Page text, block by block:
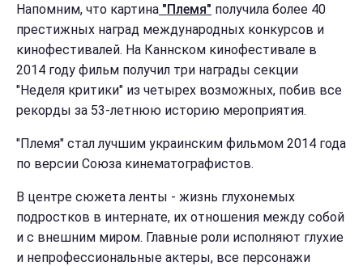
Напомним, что картина "Племя" получила более 40
престижных наград международных конкурсов и
кинофестивалей. На Каннском кинофестивале в
2014 году фильм получил три награды секции
"Неделя критики" из четырех возможных, побив все
рекорды за 53-летнюю историю мероприятия.
"Племя" стал лучшим украинским фильмом 2014 года
по версии Союза кинематографистов.
В центре сюжета ленты - жизнь глухонемых
подростков в интернате, их отношения между собой
и с внешним миром. Главные роли исполняют глухие
и непрофессиональные актеры, все персонажи